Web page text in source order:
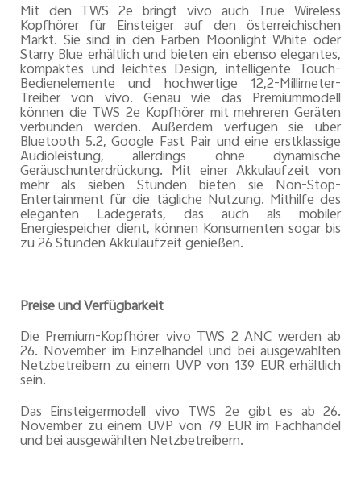
Mit den TWS 2e bringt vivo auch True Wireless
Kopfhörer für Einsteiger auf den österreichischen
Markt. Sie sind in den Farben Moonlight White oder
Starry Blue erhältlich und bieten ein ebenso elegantes,
kompaktes und leichtes Design, intelligente Touch-
Bedienelemente und hochwertige 12,2-Millimeter-
Treiber von vivo. Genau wie das Premiummodell
können die TWS 2e Kopfhörer mit mehreren Geräten
verbunden werden. Außerdem verfügen sie über
Bluetooth 5.2, Google Fast Pair und eine erstklassige
Audioleistung, allerdings ohne dynamische
Geräuschunterdrückung. Mit einer Akkulaufzeit von
mehr als sieben Stunden bieten sie Non-Stop-
Entertainment für die tägliche Nutzung. Mithilfe des
eleganten Ladegeräts, das auch als mobiler
Energiespeicher dient, können Konsumenten sogar bis
zu 26 Stunden Akkulaufzeit genießen.
Preise und Verfügbarkeit
Die Premium-Kopfhörer vivo TWS 2 ANC werden ab
26. November im Einzelhandel und bei ausgewählten
Netzbetreibern zu einem UVP von 139 EUR erhältlich
sein.
Das Einsteigermodell vivo TWS 2e gibt es ab 26.
November zu einem UVP von 79 EUR im Fachhandel
und bei ausgewählten Netzbetreibern.